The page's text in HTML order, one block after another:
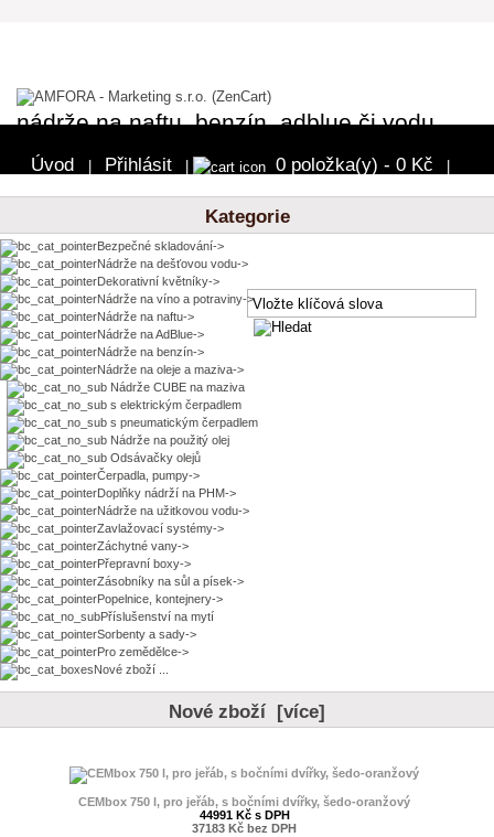
nádrže na naftu, benzín, adblue či vodu
Úvod Přihlásit 0 položka(y) - 0 Kč
Kategorie
Bezpečné skladování->
Nádrže na dešťovou vodu->
Dekorativní květníky->
Nádrže na víno a potraviny->
Nádrže na naftu->
Nádrže na AdBlue->
Nádrže na benzín->
Nádrže na oleje a maziva->
Nádrže CUBE na maziva
s elektrickým čerpadlem
s pneumatickým čerpadlem
Nádrže na použitý olej
Odsávačky olejů
Čerpadla, pumpy->
Doplňky nádrží na PHM->
Nádrže na užitkovou vodu->
Zavlažovací systémy->
Záchytné vany->
Přepravní boxy->
Zásobníky na sůl a písek->
Popelnice, kontejnery->
Příslušenství na mytí
Sorbenty a sady->
Pro zemědělce->
Nové zboží ...
Nové zboží [více]
CEMbox 750 l, pro jeřáb, s bočními dvířky, šedo-oranžový
44991 Kč s DPH
37183 Kč bez DPH